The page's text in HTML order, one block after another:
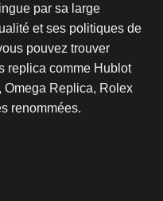
par sa large
et ses politiques de
pouvez trouver
replica comme Hublot
, Omega Replica, Rolex
renommées.